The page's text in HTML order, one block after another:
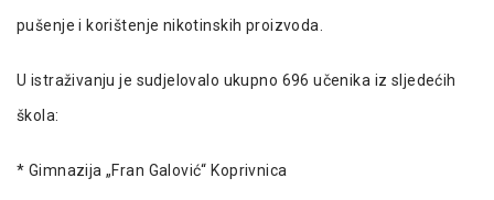
pušenje i korištenje nikotinskih proizvoda.
U istraživanju je sudjelovalo ukupno 696 učenika iz sljedećih
škola:
* Gimnazija „Fran Galović“ Koprivnica